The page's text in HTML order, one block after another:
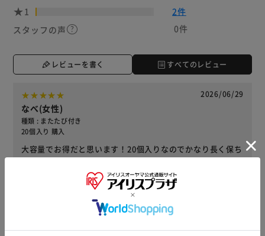
1
2件
スタッフの声
0件
レビューを書く すべてのレビュー
2026/06/29
なべ(女性)
種類 : またたび付き
20個入り 購入
大容量でお得だと思います！20個入りなのでかなり長く保ち
ポン(男性)